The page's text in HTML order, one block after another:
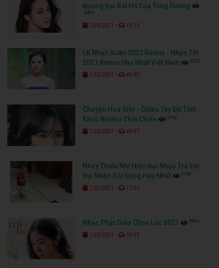
Đương Đại Bất Hủ Của Tùng Dương
3494
1/24/2021 - 10:18
LK Nhạc Xuân 2021 Remix - Nhạc Tết
2021 Remix Hay Nhất Việt Nam
3722
1/23/2021 - 40:00
Chuyện Hoa Sim - Chiều Tây Đô Tình
Khúc Bolero Thời Chiến
3793
1/23/2021 - 44:07
Nhảy Thiếu Nhi Hiện Đại Nhạc Trẻ Em
Vui Nhộn Sôi Động Hay Nhất
5150
1/21/2021 - 17:07
Nhạc Phật Giáo Chọn Lọc 2021 3956
1/20/2021 - 50:03